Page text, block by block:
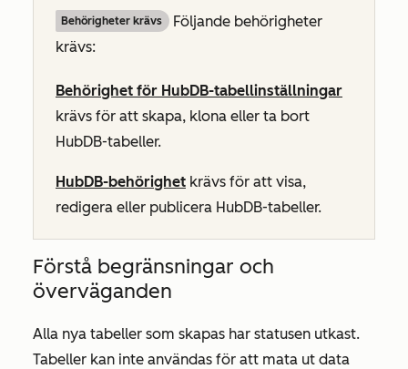
Behörigheter krävs
Följande behörigheter
krävs:
Behörighet för HubDB-tabellinställningar
krävs för att skapa, klona eller ta bort
HubDB-tabeller.
HubDB-behörighet krävs för att visa,
redigera eller publicera HubDB-tabeller.
Förstå begränsningar och
överväganden
Alla nya tabeller som skapas har statusen utkast.
Tabeller kan inte användas för att mata ut data